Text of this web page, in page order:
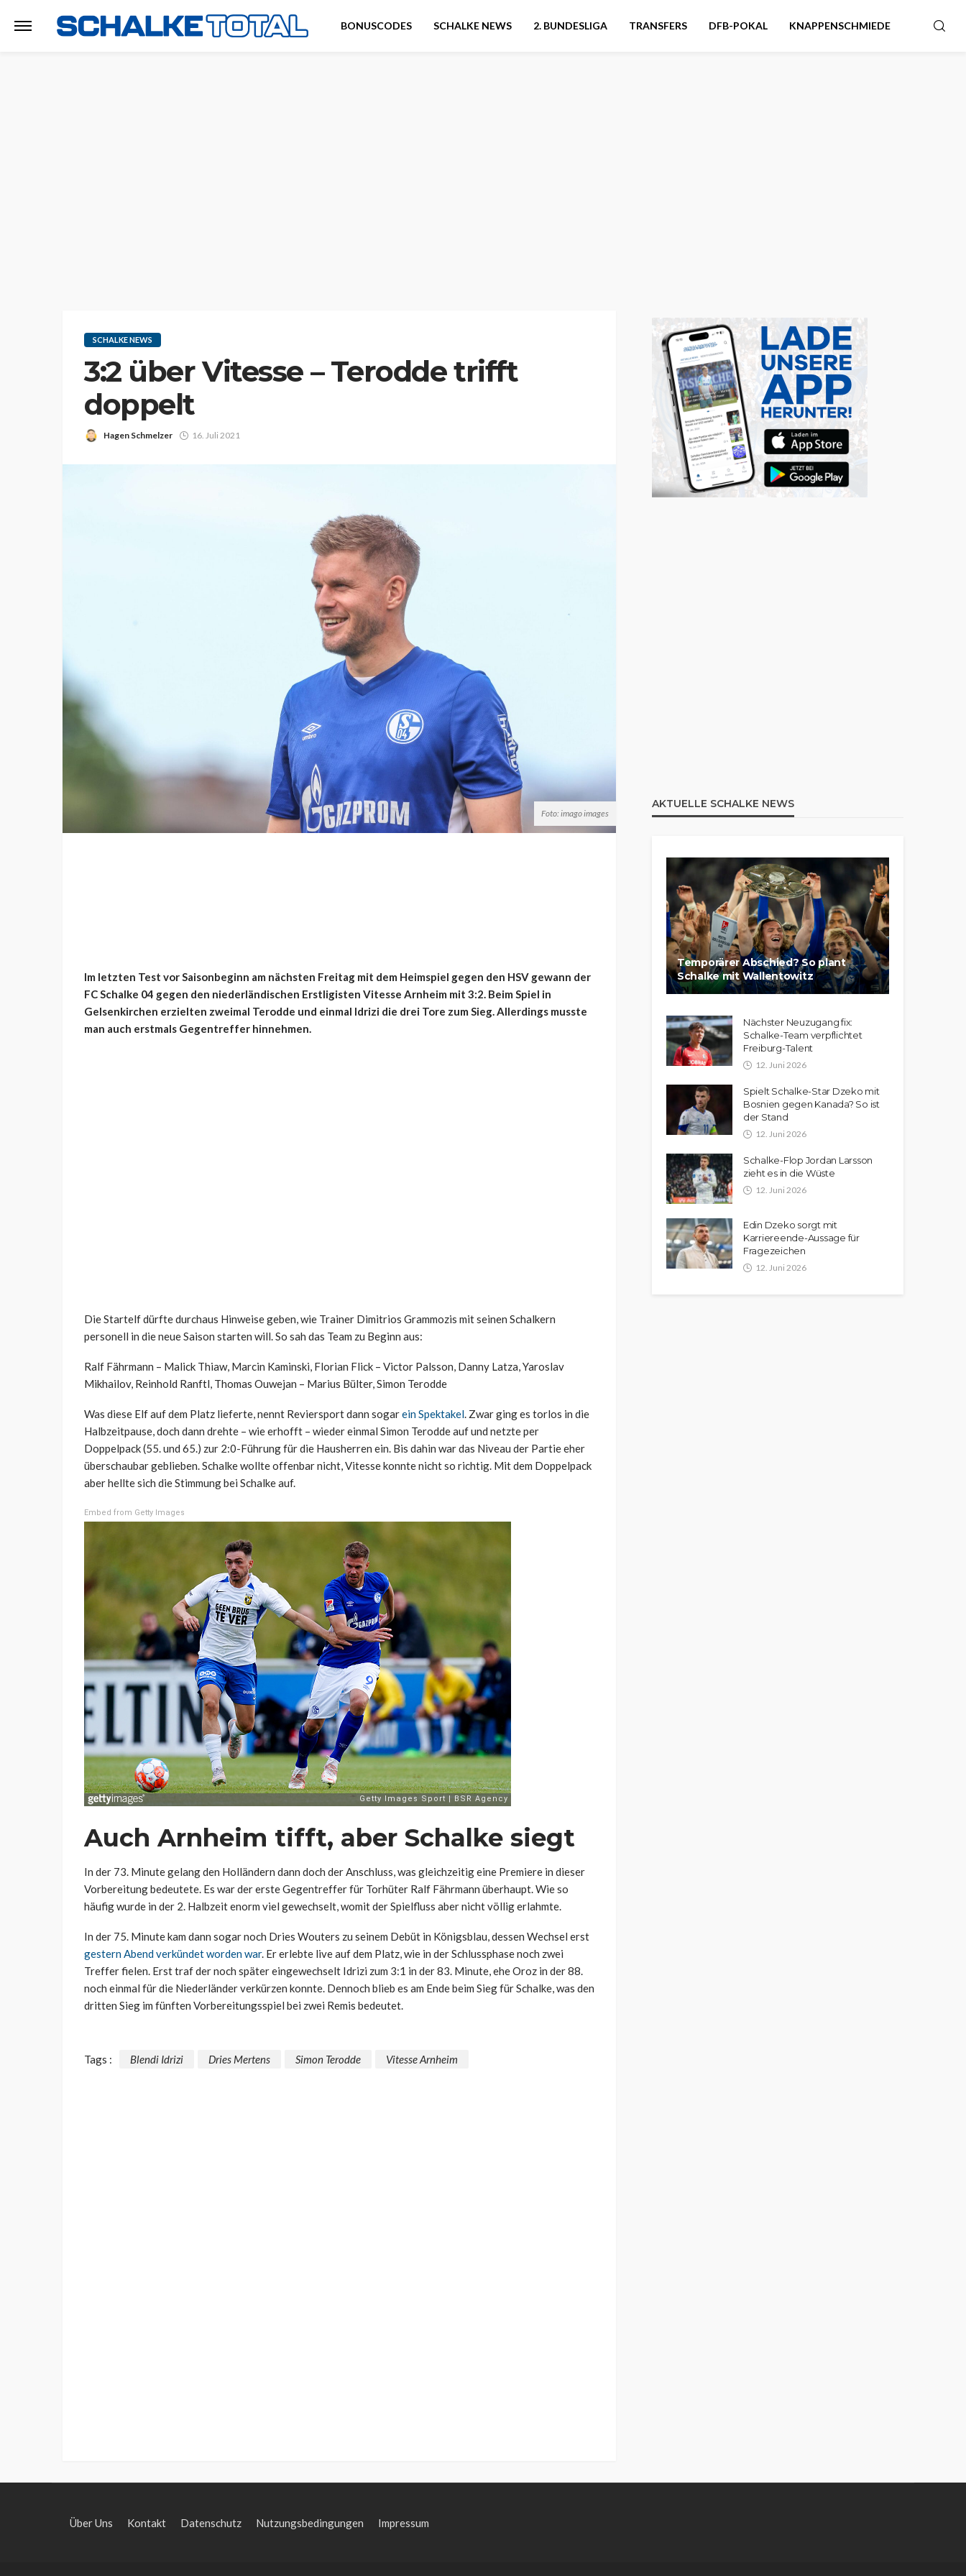
BONUSCODES SCHALKE NEWS 2. BUNDESLIGA TRANSFERS DFB-POKAL KNAPPENSCHMIEDE
SCHALKE NEWS
3:2 über Vitesse – Terodde trifft
doppelt
Hagen Schmelzer 16. Juli 2021
Foto: imago images
Im letzten Test vor Saisonbeginn am nächsten Freitag mit dem Heimspiel gegen den HSV gewann der
FC Schalke 04 gegen den niederländischen Erstligisten Vitesse Arnheim mit 3:2. Beim Spiel in
Gelsenkirchen erzielten zweimal Terodde und einmal Idrizi die drei Tore zum Sieg. Allerdings musste
man auch erstmals Gegentreffer hinnehmen.
Die Startelf dürfte durchaus Hinweise geben, wie Trainer Dimitrios Grammozis mit seinen Schalkern
personell in die neue Saison starten will. So sah das Team zu Beginn aus:
Ralf Fährmann – Malick Thiaw, Marcin Kaminski, Florian Flick – Victor Palsson, Danny Latza, Yaroslav
Mikhailov, Reinhold Ranftl, Thomas Ouwejan – Marius Bülter, Simon Terodde
Was diese Elf auf dem Platz lieferte, nennt Reviersport dann sogarein Spektakel. Zwar ging es torlos in die
Halbzeitpause, doch dann drehte – wie erhofft – wieder einmal Simon Terodde auf und netzte per
Doppelpack (55. und 65.) zur 2:0-Führung für die Hausherren ein. Bis dahin war das Niveau der Partie eher
überschaubar geblieben. Schalke wollte offenbar nicht, Vitesse konnte nicht so richtig. Mit dem Doppelpack
aber hellte sich die Stimmung bei Schalke auf.
Embed from Getty Images
Auch Arnheim tifft, aber Schalke siegt
In der 73. Minute gelang den Holländern dann doch der Anschluss, was gleichzeitig eine Premiere in dieser
Vorbereitung bedeutete. Es war der erste Gegentreffer für Torhüter Ralf Fährmann überhaupt. Wie so
häufig wurde in der 2. Halbzeit enorm viel gewechselt, womit der Spielfluss aber nicht völlig erlahmte.
In der 75. Minute kam dann sogar noch Dries Wouters zu seinem Debüt in Königsblau, dessen Wechsel erst
gestern Abend verkündet worden war. Er erlebte live auf dem Platz, wie in der Schlussphase noch zwei
Treffer fielen. Erst traf der noch später eingewechselt Idrizi zum 3:1 in der 83. Minute, ehe Oroz in der 88.
noch einmal für die Niederländer verkürzen konnte. Dennoch blieb es am Ende beim Sieg für Schalke, was den
dritten Sieg im fünften Vorbereitungsspiel bei zwei Remis bedeutet.
Tags : Blendi Idrizi Dries Mertens Simon Terodde Vitesse Arnheim
AKTUELLE SCHALKE NEWS
Temporärer Abschied? So plant
Schalke mit Wallentowitz
Nächster Neuzugang fix:
Schalke-Team verpflichtet
Freiburg-Talent
12. Juni 2026
Spielt Schalke-Star Dzeko mit
Bosnien gegen Kanada? So ist
der Stand
12. Juni 2026
Schalke-Flop Jordan Larsson
zieht es in die Wüste
12. Juni 2026
Edin Dzeko sorgt mit
Karriereende-Aussage für
Fragezeichen
12. Juni 2026
Über Uns Kontakt Datenschutz Nutzungsbedingungen Impressum